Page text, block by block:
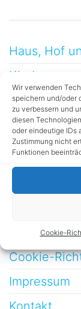
Wir verwenden
speichern und/oder
zu verbessern und
diesen
oder eindeutige IDs
Zustimmung nicht
Funktionen
Cookie-
Haus, Hof
Kinder
Testberichte
Technik
Möbelbau
Werkstatt
Cookie-
Impressum
Kontakt